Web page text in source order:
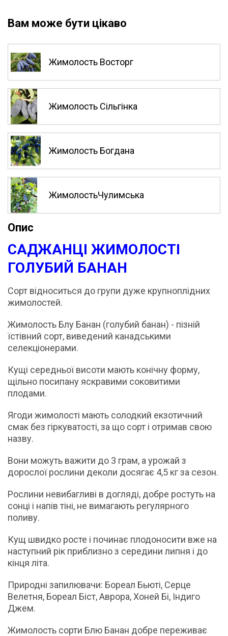
Вам може бути цікаво
Жимолость Восторг
Жимолость Сільгінка
Жимолость Богдана
ЖимолостьЧулимська
Опис
САДЖАНЦІ ЖИМОЛОСТІ
ГОЛУБИЙ БАНАН
Сорт відноситься до групи дуже крупноплідних
жимолостей.
Жимолость Блу Банан (голубий банан) - пізній
їстівний сорт, виведений канадськими
селекціонерами.
Кущі середньої висоти мають конічну форму,
щільно посипану яскравими соковитими
плодами.
Ягоди жимолості мають солодкий екзотичний
смак без гіркуватості, за що сорт і отримав свою
назву.
Вони можуть важити до 3 грам, а урожай з
дорослої рослини деколи досягає 4,5 кг за сезон.
Рослини невибагливі в догляді, добре ростуть на
сонці і напів тіні, не вимагають регулярного
поливу.
Кущ швидко росте і починає плодоносити вже на
наступний рік приблизно з середини липня і до
кінця літа.
Природні запилювачи: Бореал Бьюті, Серце
Велетня, Бореал Біст, Аврора, Хоней Бі, Індиго
Джем.
Жимолость сорти Блю Банан добре переживає